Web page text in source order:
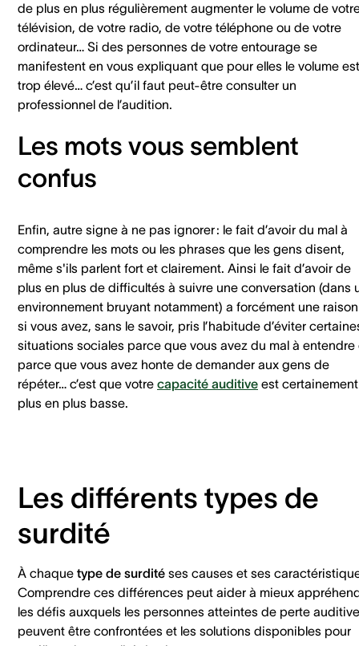
de plus en plus régulièrement augmenter le volume de
télévision, de votre radio, de votre téléphone ou de votre
ordinateur… Si des personnes de votre entourage se
manifestent en vous expliquant que pour elles le volume est
trop élevé… c’est qu’il faut peut-être consulter un
professionnel de l’audition.
Les mots vous semblent
confus
Enfin, autre signe à ne pas ignorer : le fait d’avoir du mal à
comprendre les mots ou les phrases que les gens disent,
même s'ils parlent fort et clairement. Ainsi le fait d’avoir de
plus en plus de difficultés à suivre une conversation (dans
environnement bruyant notamment) a forcément une
si vous avez, sans le savoir, pris l’habitude d’éviter
situations sociales parce que vous avez du mal à entendre
parce que vous avez honte de demander aux gens de
répéter… c’est que votre capacité auditive est
plus en plus basse.
Les différents types de
surdité
À chaque type de surdité ses causes et ses
Comprendre ces différences peut aider à mieux
les défis auxquels les personnes atteintes de perte auditive
peuvent être confrontées et les solutions disponibles pour